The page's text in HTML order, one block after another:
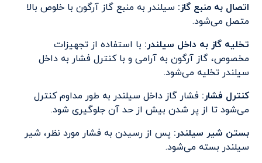
اتصال به منبع گاز: سیلندر به منبع گاز آرگون با خلوص بالا
متصل می‌شود.
تخلیه گاز به داخل سیلندر: با استفاده از تجهیزات
مخصوص، گاز آرگون به آرامی و با کنترل فشار به داخل
سیلندر تخلیه می‌شود.
کنترل فشار: فشار گاز داخل سیلندر به طور مداوم کنترل
می‌شود تا از پر شدن بیش از حد آن جلوگیری شود.
بستن شیر سیلندر: پس از رسیدن به فشار مورد نظر، شیر
سیلندر بسته می‌شود.